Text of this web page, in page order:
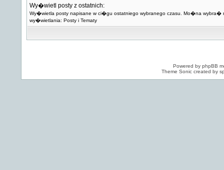
Wy�wietl posty z ostatnich:
Wy�wietla posty napisane w ci�gu ostatniego wybranego czasu. Mo�na wybra�
wy�wietlania: Posty i Tematy
Powered by phpBB
Theme Sonic created by